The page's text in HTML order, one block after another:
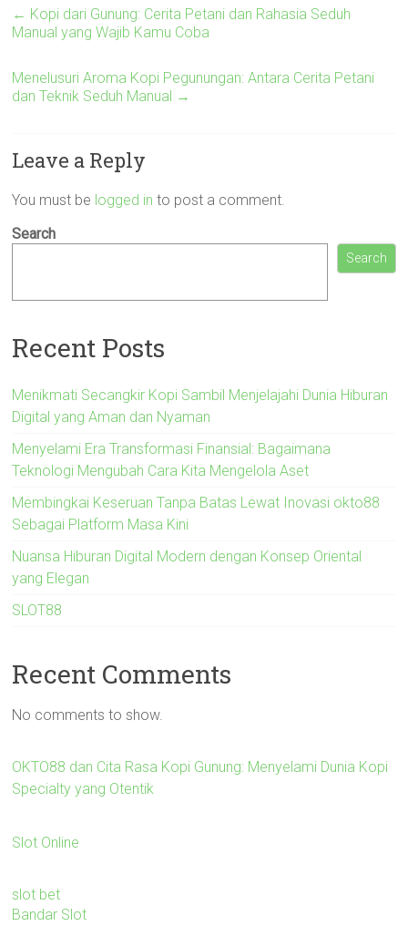
← Kopi dari Gunung: Cerita Petani dan Rahasia Seduh
Manual yang Wajib Kamu Coba
Menelusuri Aroma Kopi Pegunungan: Antara Cerita Petani
dan Teknik Seduh Manual →
Leave a Reply
You must be logged in to post a comment.
Search
Search
Recent Posts
Menikmati Secangkir Kopi Sambil Menjelajahi Dunia Hiburan
Digital yang Aman dan Nyaman
Menyelami Era Transformasi Finansial: Bagaimana
Teknologi Mengubah Cara Kita Mengelola Aset
Membingkai Keseruan Tanpa Batas Lewat Inovasi okto88
Sebagai Platform Masa Kini
Nuansa Hiburan Digital Modern dengan Konsep Oriental
yang Elegan
SLOT88
Recent Comments
No comments to show.
OKTO88 dan Cita Rasa Kopi Gunung: Menyelami Dunia Kopi
Specialty yang Otentik
Slot Online
slot bet
Bandar Slot